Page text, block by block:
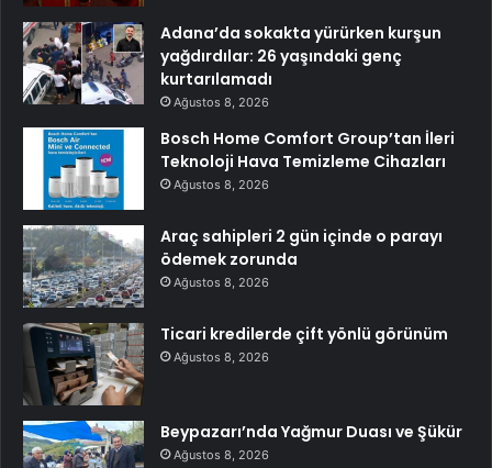
Adana’da sokakta yürürken kurşun
yağdırdılar: 26 yaşındaki genç
kurtarılamadı
Ağustos 8, 2026
Bosch Home Comfort Group’tan İleri
Teknoloji Hava Temizleme Cihazları
Ağustos 8, 2026
Araç sahipleri 2 gün içinde o parayı
ödemek zorunda
Ağustos 8, 2026
Ticari kredilerde çift yönlü görünüm
Ağustos 8, 2026
Beypazarı’nda Yağmur Duası ve Şükür
Ağustos 8, 2026